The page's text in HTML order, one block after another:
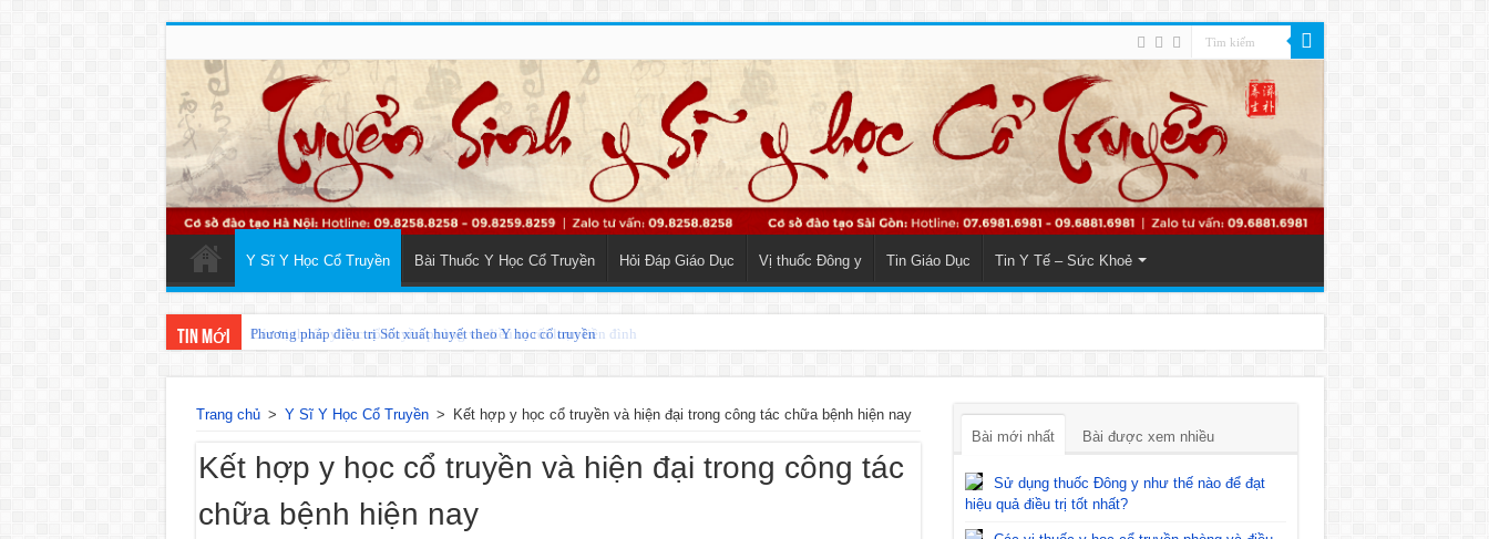
Y Sĩ Y Học Cổ Truyền Bài Thuốc Y Học Cổ Truyền Hỏi Đáp Giáo Dục Vị thuốc Đông y Tin Giáo Dục Tin Y Tế – Sức Khoẻ
Tin mới Phương pháp điều trị Sốt xuất huyết theo Y học cổ truyền
Trang chủ > Y Sĩ Y Học Cổ Truyền > Kết hợp y học cổ truyền và hiện đại trong công tác chữa bệnh hiện nay
Kết hợp y học cổ truyền và hiện đại trong công tác
chữa bệnh hiện nay
Bài mới nhất Bài được xem nhiều
Sử dụng thuốc Đông y như thế nào để đạt
hiệu quả điều trị tốt nhất?